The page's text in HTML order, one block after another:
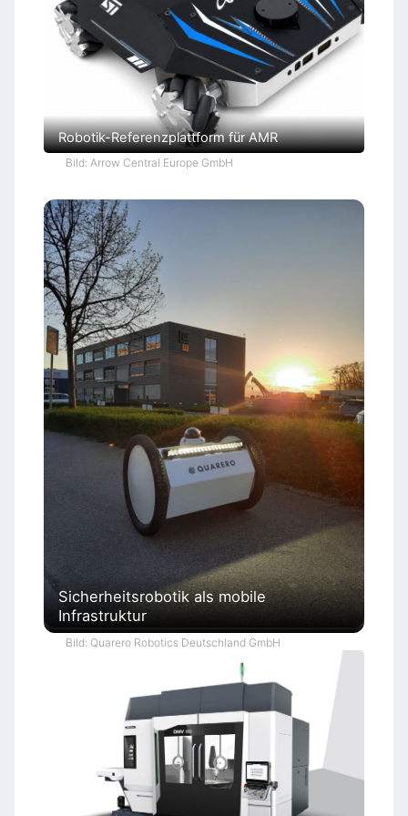
Robotik-Referenzplattform für AMR
Bild: Arrow Central Europe GmbH
Sicherheitsrobotik als mobile
Infrastruktur
Bild: Quarero Robotics Deutschland GmbH